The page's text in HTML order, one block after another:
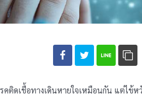
ติดเชื้อทางเดินหายใจเหมือนกัน แต่ไข้ห